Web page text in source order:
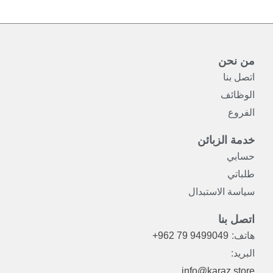
المنتج
من نحن
اتصل بنا
الوظائف
الفروع
خدمة الزبائن
حسابي
طلباتي
سياسة الاستبدال
اتصل بنا
هاتف: +962 79 9499049
البريد: